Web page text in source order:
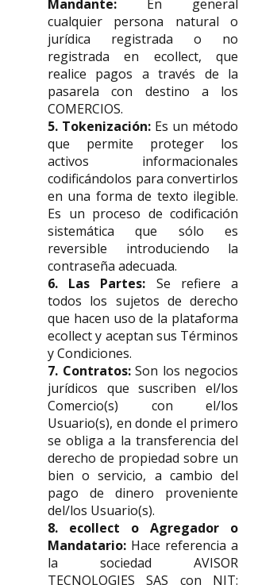
Mandante: En general
cualquier persona natural o
jurídica registrada o no
registrada en ecollect, que
realice pagos a través de la
pasarela con destino a los
COMERCIOS.
5. Tokenización: Es un método
que permite proteger los
activos informacionales
codificándolos para convertirlos
en una forma de texto ilegible.
Es un proceso de codificación
sistemática que sólo es
reversible introduciendo la
contraseña adecuada.
6. Las Partes: Se refiere a
todos los sujetos de derecho
que hacen uso de la plataforma
ecollect y aceptan sus Términos
y Condiciones.
7. Contratos: Son los negocios
jurídicos que suscriben el/los
Comercio(s) con el/los
Usuario(s), en donde el primero
se obliga a la transferencia del
derecho de propiedad sobre un
bien o servicio, a cambio del
pago de dinero proveniente
del/los Usuario(s).
8. ecollect o Agregador o
Mandatario: Hace referencia a
la sociedad AVISOR
TECNOLOGIES SAS con NIT: